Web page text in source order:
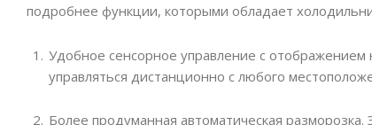
подробнее функции, которыми обладает
Удобное сенсорное управление с
управляться дистанционно с любого
Более продуманная автоматическая